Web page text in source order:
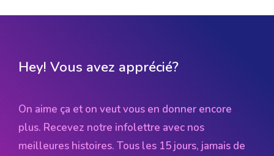
Hey! Vous avez apprécié?
On aime ça et on veut vous en donner encore
plus. Recevez notre infolettre avec nos
meilleures histoires. Tous les 15 jours, jamais de